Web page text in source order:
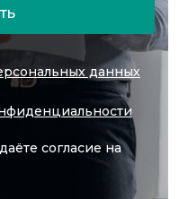
данных
согласие на